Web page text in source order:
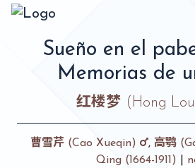
Sueño en el
Memorias de
红楼梦 (Hong
曹雪芹 (Cao Xueqin) , 高鹗
Qing (1664-1911)